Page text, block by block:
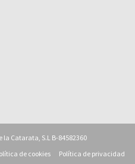
la Catarata, S.L B-84582360
de cookies Política de privacidad